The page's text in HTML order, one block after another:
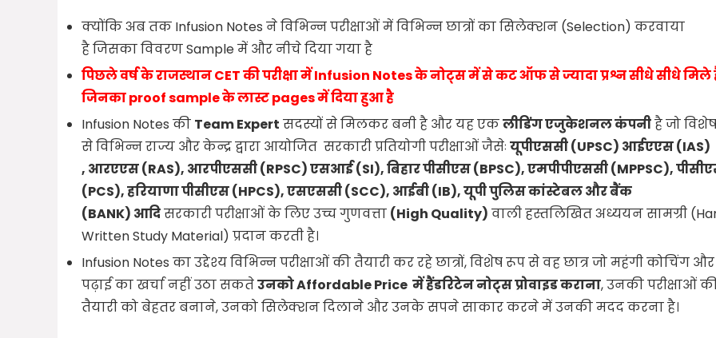
क्योंकि अब तक Infusion Notes ने विभिन्न परीक्षाओं में विभिन्न छात्रों का सिलेक्शन (Selection) करवाया
है जिसका विवरण Sample में और नीचे दिया गया है
पिछले वर्ष के राजस्थान CET की परीक्षा में Infusion Notes के नोट्स में से कट ऑफ से ज्यादा प्रश्न सीधे सीधे मिले
जिनका proof sample के लास्ट pages में दिया हुआ है
Infusion Notes की Team Expert सदस्यों से मिलकर बनी है और यह एकलीडिंग एजुकेशनल कंपनीहै जो
से विभिन्न राज्य और केन्द्र द्वारा आयोजित सरकारी प्रतियोगी परीक्षाओं जैसेः यूपीएससी (UPSC) आईएएस (IAS)
, आरएएस (RAS), आरपीएससी (RPSC)एसआई (SI),बिहार पीसीएस (BPSC),एमपीपीएससी (MPPSC),
(PCS),हरियाणा पीसीएस (HPCS),एसएससी (SCC), आईबी (IB),यूपी पुलिस कांस्टेबल और बैंक
(BANK) आदिसरकारी परीक्षाओं के लिए उच्च गुणवत्ता (High Quality) वाली हस्तलिखित अध्ययन सामग्री
Written Study Material) प्रदान करती है।
Infusion Notes का उद्देश्य विभिन्न परीक्षाओं की तैयारी कर रहे छात्रों, विशेष रूप से वह छात्र जो महंगी कोचिंग और
पढ़ाई का खर्चा नहीं उठा सकतेउनको Affordable Price में हैंडरिटेन नोट्स प्रोवाइड कराना, उनकी परीक्षाओं
तैयारी को बेहतर बनाने, उनको सिलेक्शन दिलाने और उनके सपने साकार करने में उनकी मदद करना है।